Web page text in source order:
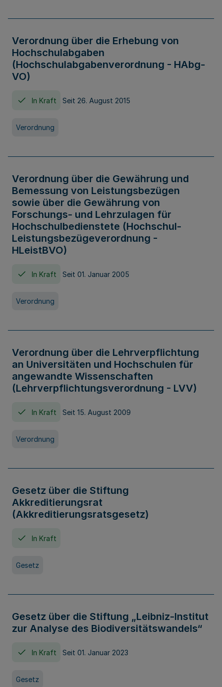
Verordnung über die Erhebung von
Hochschulabgaben
(Hochschulabgabenverordnung - HAbg-
VO)
In Kraft Seit 26. August 2015
Verordnung
Verordnung über die Gewährung und
Bemessung von Leistungsbezügen
sowie über die Gewährung von
Forschungs- und Lehrzulagen für
Hochschulbedienstete (Hochschul-
Leistungsbezügeverordnung -
HLeistBVO)
In Kraft Seit 01. Januar 2005
Verordnung
Verordnung über die Lehrverpflichtung
an Universitäten und Hochschulen für
angewandte Wissenschaften
(Lehrverpflichtungsverordnung - LVV)
In Kraft Seit 15. August 2009
Verordnung
Gesetz über die Stiftung
Akkreditierungsrat
(Akkreditierungsratsgesetz)
In Kraft
Gesetz
Gesetz über die Stiftung „Leibniz-Institut
zur Analyse des Biodiversitätswandels“
In Kraft Seit 01. Januar 2023
Gesetz